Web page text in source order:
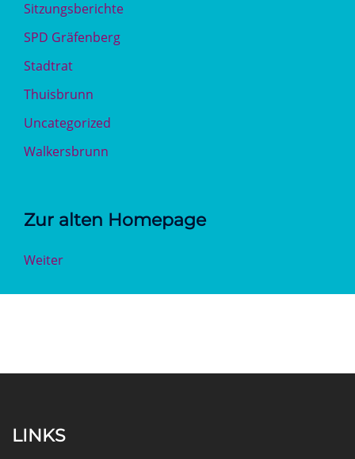
Sitzungsberichte
SPD Gräfenberg
Stadtrat
Thuisbrunn
Uncategorized
Walkersbrunn
Zur alten Homepage
Weiter
LINKS